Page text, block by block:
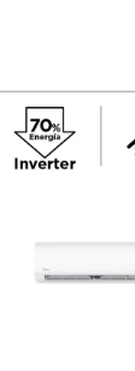
agrandar